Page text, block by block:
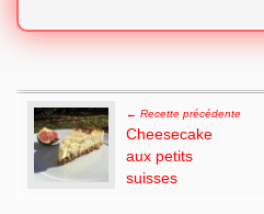
Post navigation← Recette précédente
Cheesecake
aux petits
suisses